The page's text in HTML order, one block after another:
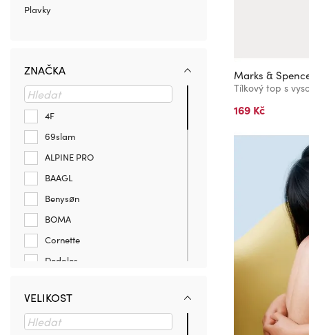
Marks &
169 Kč
Plavky
ZNAČKA
4F
69slam
ALPINE PRO
BAAGL
Benysøn
BOMA
Cornette
Dedoles
Endurance
GAP
VELIKOST